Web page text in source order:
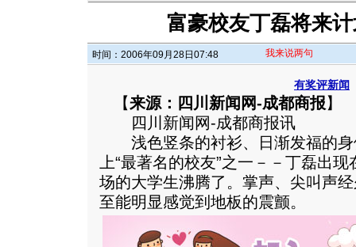
富豪校友丁磊将来
时间：2006年09月28日07:48 我来说两句
有奖评新闻
【来源：四川新闻网-成都商报】
四川新闻网-成都商报讯
浅色竖条的衬衫、日渐发福的身
上“最著名的校友”之一－－丁磊出
场的大学生沸腾了。掌声、尖叫声
至能明显感觉到地板的震颤。